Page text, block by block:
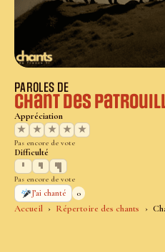
Accueil Répertoire des chants
PAROLES DE
Chant des
Appréciation
★
★ ★ ★ ★
Pas encore de vote
Difficulté
Pas encore de vote
J’ai chanté
0